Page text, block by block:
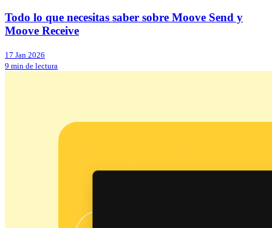
Todo lo que necesitas saber sobre Moove Send y
Moove Receive
17 Jan 2026
9 min de lectura